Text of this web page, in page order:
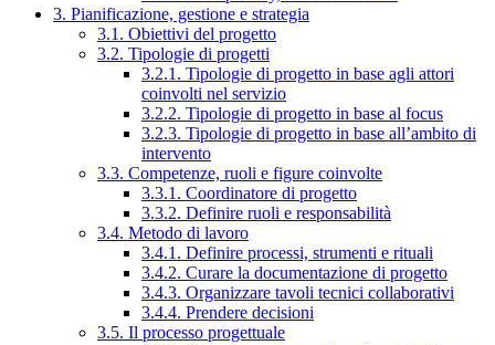
3. Pianificazione, gestione e strategia
3.1. Obiettivi del progetto
3.2. Tipologie di progetti
3.2.1. Tipologie di progetto in base agli attori
coinvolti nel servizio
3.2.2. Tipologie di progetto in base al focus
3.2.3. Tipologie di progetto in base all’ambito di
intervento
3.3. Competenze, ruoli e figure coinvolte
3.3.1. Coordinatore di progetto
3.3.2. Definire ruoli e responsabilità
3.4. Metodo di lavoro
3.4.1. Definire processi, strumenti e rituali
3.4.2. Curare la documentazione di progetto
3.4.3. Organizzare tavoli tecnici collaborativi
3.4.4. Prendere decisioni
3.5. Il processo progettuale